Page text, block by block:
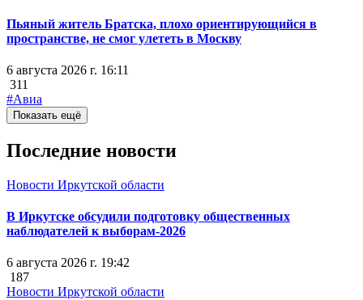
Пьяный житель Братска, плохо ориентирующийся в
пространстве, не смог улететь в Москву
6 августа 2026 г. 16:11
311
#Авиа
Показать ещё
Последние новости
Новости Иркутской области
В Иркутске обсудили подготовку общественных
наблюдателей к выборам-2026
6 августа 2026 г. 19:42
187
Новости Иркутской области